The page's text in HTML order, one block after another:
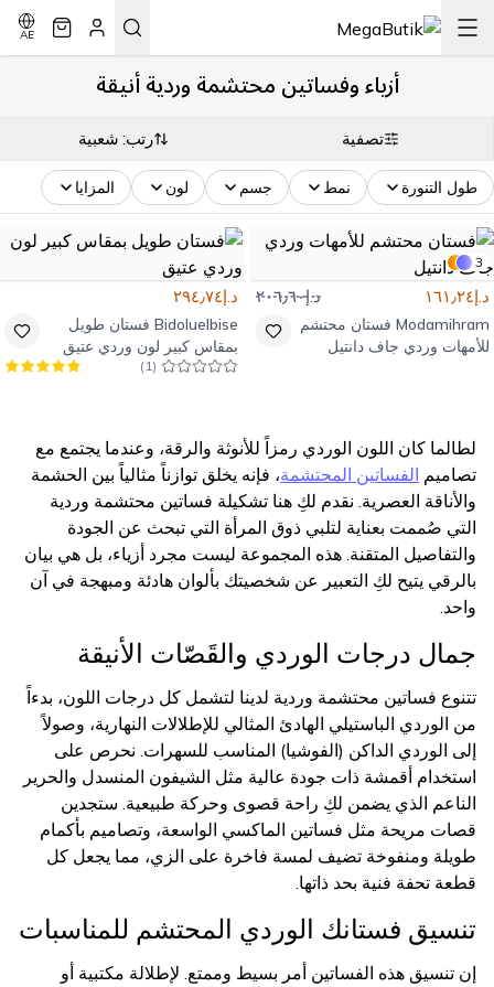
AE
أزياء وفساتين محتشمة وردية أنيقة
تصفية رتب: شعبية
طول التنورة نمط جسم لون المزايا
3
د.إ١٦١٫٢٤ د.إ٢٠٦٫٦٠
Modamihram فستان محتشم
للأمهات وردي جاف دانتيل
د.إ٢٩٤٫٧٤
Bidoluelbise فستان طويل
بمقاس كبير لون وردي عتيق
(
1
)
لطالما كان اللون الوردي رمزاً للأنوثة والرقة، وعندما يجتمع مع
تصاميم الفساتين المحتشمة، فإنه يخلق توازناً مثالياً بين الحشمة
والأناقة العصرية. نقدم لكِ هنا تشكيلة فساتين محتشمة وردية
التي صُممت بعناية لتلبي ذوق المرأة التي تبحث عن الجودة
والتفاصيل المتقنة. هذه المجموعة ليست مجرد أزياء، بل هي بيان
بالرقي يتيح لكِ التعبير عن شخصيتك بألوان هادئة ومبهجة في آن
واحد.
جمال درجات الوردي والقَصّات الأنيقة
تتنوع فساتين محتشمة وردية لدينا لتشمل كل درجات اللون، بدءاً
من الوردي الباستيلي الهادئ المثالي للإطلالات النهارية، وصولاً
إلى الوردي الداكن (الفوشيا) المناسب للسهرات. نحرص على
استخدام أقمشة ذات جودة عالية مثل الشيفون المنسدل والحرير
الناعم الذي يضمن لكِ راحة قصوى وحركة طبيعية. ستجدين
قصات مريحة مثل فساتين الماكسي الواسعة، وتصاميم بأكمام
طويلة ومنفوخة تضيف لمسة فاخرة على الزي، مما يجعل كل
قطعة تحفة فنية بحد ذاتها.
تنسيق فستانك الوردي المحتشم للمناسبات
إن تنسيق هذه الفساتين أمر بسيط وممتع. لإطلالة مكتبية أو